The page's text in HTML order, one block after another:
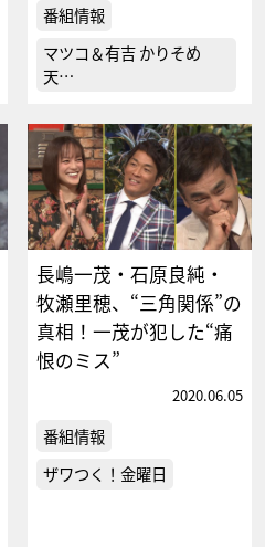
番組情報
マツコ＆有吉 かりそめ
天…
長嶋一茂・石原良純・
牧瀬里穂、“三角関係”の
真相！一茂が犯した“痛
恨のミス”
2020.06.05
番組情報
ザワつく！金曜日